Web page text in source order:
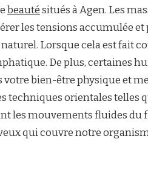
beautésitués à Agen. Les
les tensions accumulée
Lorsque cela est fait
De plus, certaines
bien-être physique et
techniques orientales telles
les mouvements fluides
qui couvre notre